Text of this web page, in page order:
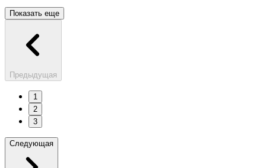
Показать еще
Предыдущая
1
2
3
Следующая